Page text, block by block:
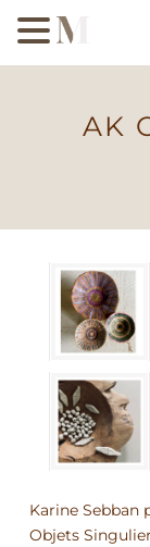
AK
Karine Sebban
Objets